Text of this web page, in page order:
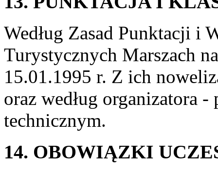
Według Zasad Punktacji i
Turystycznych Marszach
15.01.1995 r. Z ich
oraz według organizatora
technicznym.
14. OBOWIĄZKI